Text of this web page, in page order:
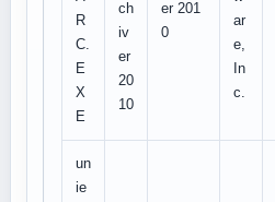
R
C.
E
X
E
ch
iv
er
20
10
er 201
0
ar
e,
In
c.
un
ie